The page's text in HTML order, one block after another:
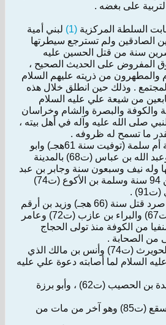
على بغضه .
السلطة المركزية (1)
لبني أمية
الصادقين ولم تسترجع سيطرتها
سنة من قتل الحسين عليه
المفروض على الحديث الصحيح ،
من ذريته عليهم السلام
. وذلك حين انطلق خلال هذه
من شيعة علي عليه السلام
والكوفة والبصرة والشام وخراسان
صلى الله عليه وآله في أهل بيته ،
ما تسمح له ظروفه .
فمن الصحابة في المدينة أم سلمة (توفيت سنة 61هجـ) وابو
سعيد الخدري (ت64) ، وعبد الله بن عباس (ت68) بالمدينة
وله نيف وسبعون سنة وجابر بن عبد
الله الأنصاري (ت74) عن 94 سنة وسلمة بن الأكوع (ت74)
.
وفي الكوفة سليمان بن صرد قتل سنة (66 هجـ) وزيد بن أرقم
(ت68) وعدي بن حاتم (ت67) والبراء بن عازب (ت72) وعامر
بمكة منفيا من الكوفة منذ تولى الحجاج
من الصحابة .
وفي البصرة : مالك بن الحويرث (ت74) وأنس بن مالك الذي
السلام لما أصابته دعوة علي عليه
وفي مرو وخراسان : بريدة بن الحصيب (ت62) ، وأبو برزة
وفي الشام : واثلة بن الاسقع (ت85) وهو آخر من مات من